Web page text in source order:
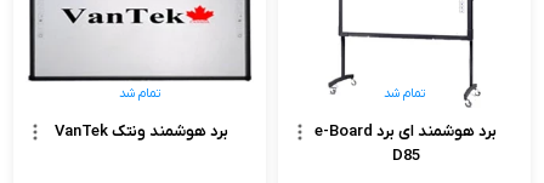
برد هوشمند ای برد e-Board
D85
تمام شد
برد هوشمند ونتک VanTek
تمام شد